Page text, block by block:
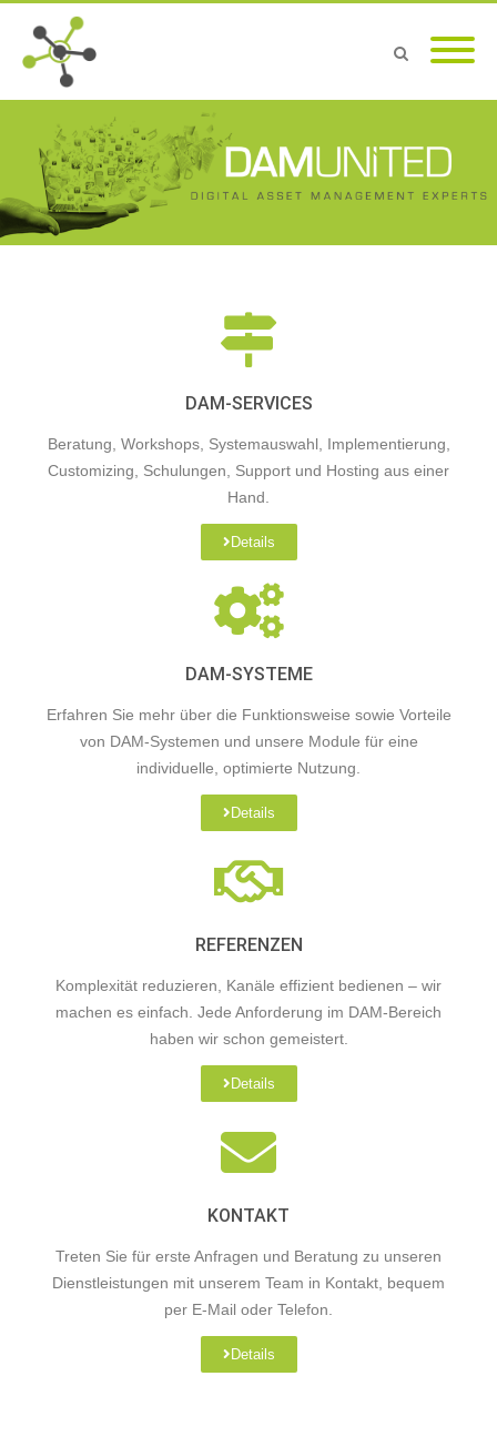
DAM-SERVICES
Beratung, Workshops, Systemauswahl, Implementierung,
Customizing, Schulungen, Support und Hosting aus einer
Hand.
Details
DAM-SYSTEME
Erfahren Sie mehr über die Funktionsweise sowie Vorteile
von DAM-Systemen und unsere Module für eine
individuelle, optimierte Nutzung.
Details
REFERENZEN
Komplexität reduzieren, Kanäle effizient bedienen – wir
machen es einfach. Jede Anforderung im DAM-Bereich
haben wir schon gemeistert.
Details
KONTAKT
Treten Sie für erste Anfragen und Beratung zu unseren
Dienstleistungen mit unserem Team in Kontakt, bequem
per E-Mail oder Telefon.
Details